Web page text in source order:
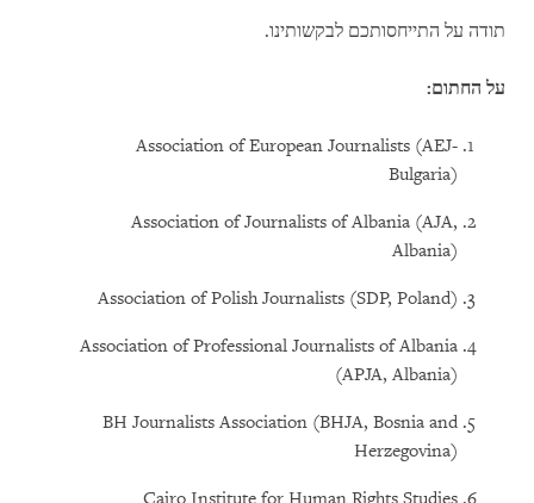
תודה על התייחסותכם לבקשותינו.
על החתום:
Association of European Journalists (AEJ-
Bulgaria)
Association of Journalists of Albania (AJA,
Albania)
Association of Polish Journalists (SDP, Poland)
Association of Professional Journalists of Albania
(APJA, Albania)
BH Journalists Association (BHJA, Bosnia and
Herzegovina)